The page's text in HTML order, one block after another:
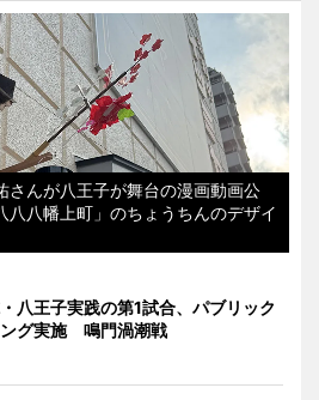
さんが八王子が舞台の漫画動画公
八八幡上町」のちょうちんのデザイ
八王子実践の第1試合、パブリック
ング実施 鳴門渦潮戦